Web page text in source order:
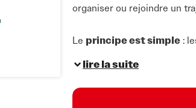
organiser ou rejoindre un
Le principe est simple:
réserver une place et
L’objectif de BlaBlaCar est
lire la suite